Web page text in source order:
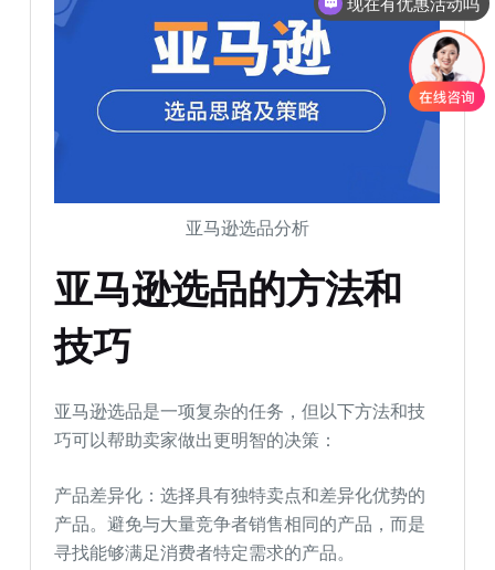
亚马逊选品分析
亚马逊选品的方法和
技巧
亚马逊选品是一项复杂的任务，但以下方法和技
巧可以帮助卖家做出更明智的决策：
产品差异化：选择具有独特卖点和差异化优势的
产品。避免与大量竞争者销售相同的产品，而是
寻找能够满足消费者特定需求的产品。